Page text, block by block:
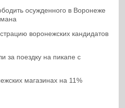
осужденного в Воронеже
воронежских кандидатов
за поездку на пикапе с
магазинах на 11%